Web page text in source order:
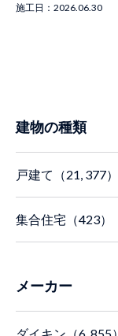
施工日： 2026.06.30
建物の種類
戸建て（21, 377）
集合住宅（423）
メーカー
ダイキン（6, 855）